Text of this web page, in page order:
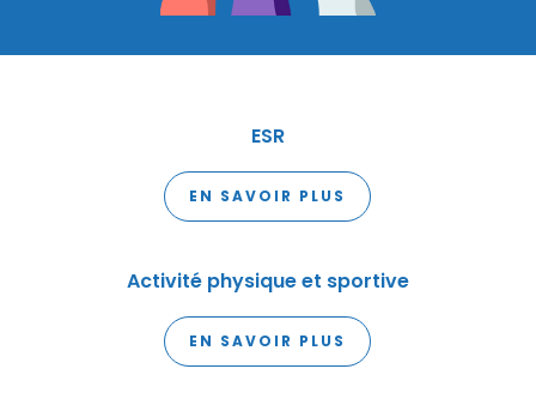
ESR
EN SAVOIR PLUS
Activité physique et sportive
EN SAVOIR PLUS